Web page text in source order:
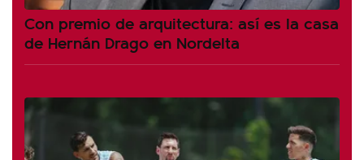
Con premio de arquitectura: así es la casa
de Hernán Drago en Nordelta